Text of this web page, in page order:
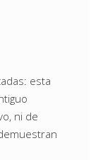
esta
ni de